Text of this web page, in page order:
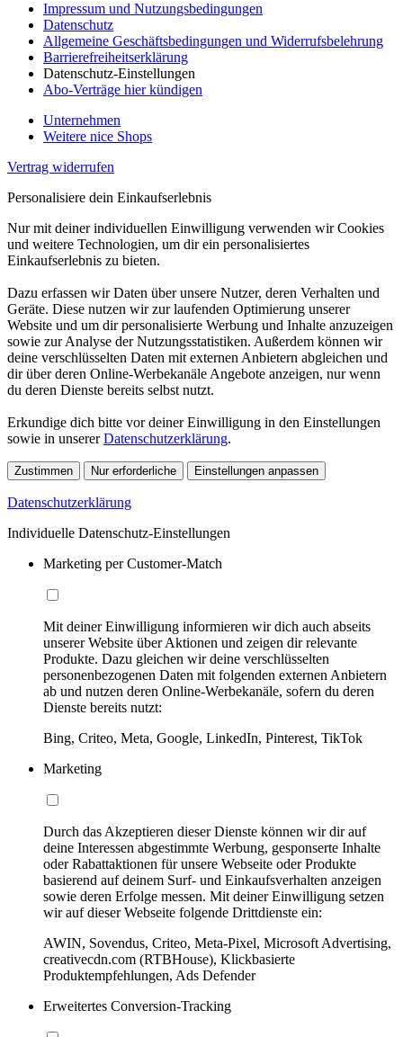
Impressum und Nutzungsbedingungen
Datenschutz
Allgemeine Geschäftsbedingungen und Widerrufsbelehrung
Barrierefreiheitserklärung
Datenschutz-Einstellungen
Abo-Verträge hier kündigen
Unternehmen
Weitere nice Shops
Vertrag widerrufen
Personalisiere dein Einkaufserlebnis
Nur mit deiner individuellen Einwilligung verwenden wir Cookies
und weitere Technologien, um dir ein personalisiertes
Einkaufserlebnis zu bieten.
Dazu erfassen wir Daten über unsere Nutzer, deren Verhalten und
Geräte. Diese nutzen wir zur laufenden Optimierung unserer
Website und um dir personalisierte Werbung und Inhalte anzuzeigen
sowie zur Analyse der Nutzungsstatistiken. Außerdem können wir
deine verschlüsselten Daten mit externen Anbietern abgleichen und
dir über deren Online-Werbekanäle Angebote anzeigen, nur wenn
du deren Dienste bereits selbst nutzt.
Erkundige dich bitte vor deiner Einwilligung in den Einstellungen
sowie in unsererDatenschutzerklärung.
Zustimmen Nur erforderliche Einstellungen anpassen
Datenschutzerklärung
Individuelle Datenschutz-Einstellungen
Marketing per Customer-Match
Mit deiner Einwilligung informieren wir dich auch abseits
unserer Website über Aktionen und zeigen dir relevante
Produkte. Dazu gleichen wir deine verschlüsselten
personenbezogenen Daten mit folgenden externen Anbietern
ab und nutzen deren Online-Werbekanäle, sofern du deren
Dienste bereits nutzt:
Bing, Criteo, Meta, Google, LinkedIn, Pinterest, TikTok
Marketing
Durch das Akzeptieren dieser Dienste können wir dir auf
deine Interessen abgestimmte Werbung, gesponserte Inhalte
oder Rabattaktionen für unsere Webseite oder Produkte
basierend auf deinem Surf- und Einkaufsverhalten anzeigen
sowie deren Erfolge messen. Mit deiner Einwilligung setzen
wir auf dieser Webseite folgende Drittdienste ein:
AWIN, Sovendus, Criteo, Meta-Pixel, Microsoft Advertising,
creativecdn.com (RTBHouse), Klickbasierte
Produktempfehlungen, Ads Defender
Erweitertes Conversion-Tracking